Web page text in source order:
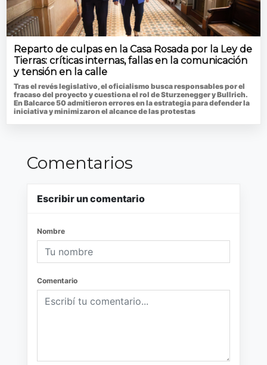
Reparto de culpas en la Casa Rosada por la Ley de
Tierras: críticas internas, fallas en la comunicación
y tensión en la calle
Tras el revés legislativo, el oficialismo busca responsables por el
fracaso del proyecto y cuestiona el rol de Sturzenegger y Bullrich.
En Balcarce 50 admitieron errores en la estrategia para defender la
iniciativa y minimizaron el alcance de las protestas
Comentarios
Escribir un comentario
Nombre
Comentario